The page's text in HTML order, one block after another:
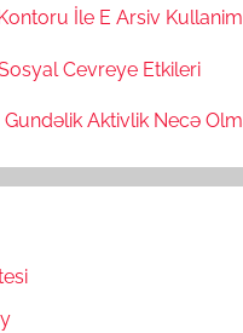
İle E Arsiv
Cevreye Etkileri
Gundəlik Aktivlik Necə